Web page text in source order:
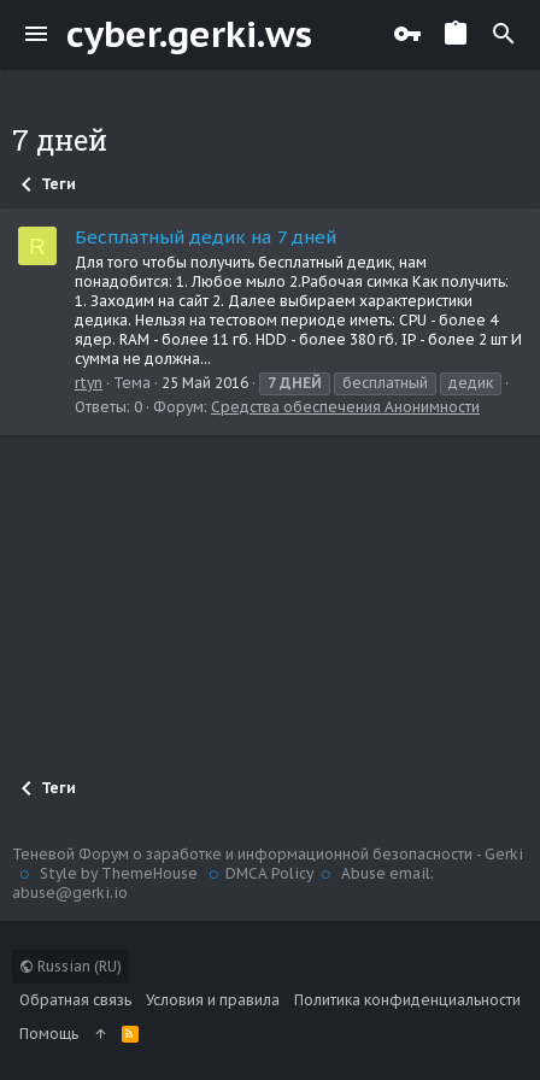
cyber.gerki.ws
7 дней
Теги
R Бесплатный дедик на 7 дней
Для того чтобы получить бесплатный дедик, нам
понадобится: 1. Любое мыло 2.Рабочая симка Как получить:
1. Заходим на сайт 2. Далее выбираем характеристики
дедика. Нельзя на тестовом периоде иметь: CPU - более 4
ядер. RAM - более 11 гб. HDD - более 380 гб. IP - более 2 шт И
сумма не должна...
rtyn
Тема 25 Май 2016 7 ДНЕЙ бесплатный
дедик
Ответы: 0
Форум: Средства обеспечения Анонимности
Теги
Russian (RU)
Обратная связь
Условия и правила
Политика конфиденциальности
Помощь
R
S
Теневой Форум о заработке и информационной безопасности - Gerki
Style by ThemeHouse
DMCA Policy
Abuse email:
abuse@gerki.io